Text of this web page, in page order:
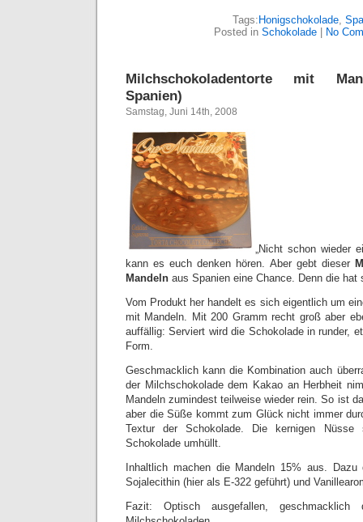
Tags: Honigschokolade,
Posted in Schokolade No
Milchschokoladentorte mit
Spanien)
Samstag, Juni 14th, 2008
„Nicht schon wieder
kann es euch denken hören. Aber gebt dieser
Mandeln aus Spanien eine Chance. Denn die hat
Vom Produkt her handelt es sich eigentlich um
mit Mandeln. Mit 200 Gramm recht groß aber
auffällig: Serviert wird die Schokolade in runder,
Form.
Geschmacklich kann die Kombination auch
der Milchschokolade dem Kakao an Herbheit
Mandeln zumindest teilweise wieder rein. So ist
aber die Süße kommt zum Glück nicht immer
Textur der Schokolade. Die kernigen Nüsse
Schokolade umhüllt.
Inhaltlich machen die Mandeln 15% aus. Dazu
Sojalecithin (hier als E-322 geführt) und
Fazit: Optisch ausgefallen, geschmacklich